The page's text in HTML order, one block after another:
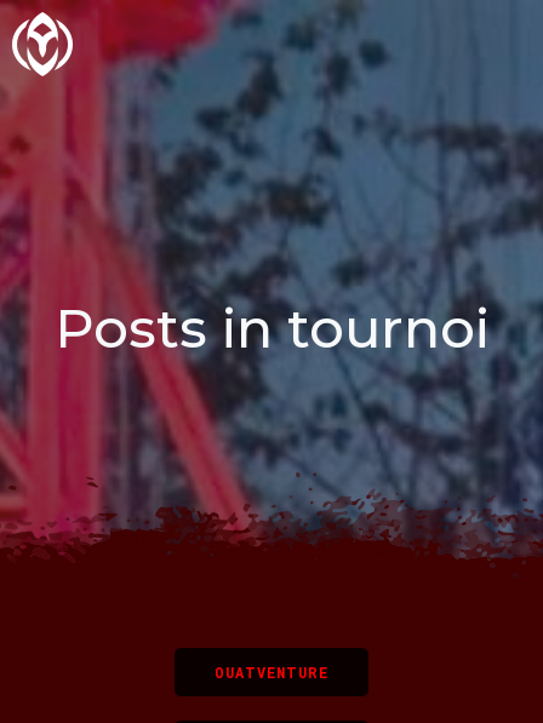
Aller
au
contenu
Posts in tournoi
OUATVENTURE